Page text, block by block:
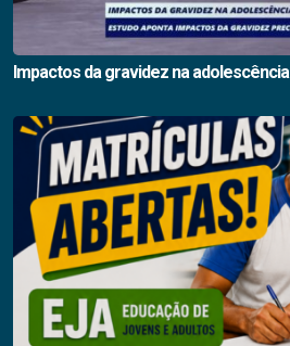
Impactos da gravidez na adolescência